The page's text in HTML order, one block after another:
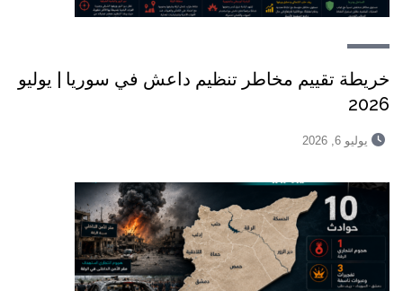
خريطة تقييم مخاطر تنظيم داعش في سوريا | يوليو
2026
يوليو 6, 2026